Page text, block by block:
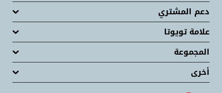
دعم المشتري
علامة تويوتا
المجموعة
أخرى